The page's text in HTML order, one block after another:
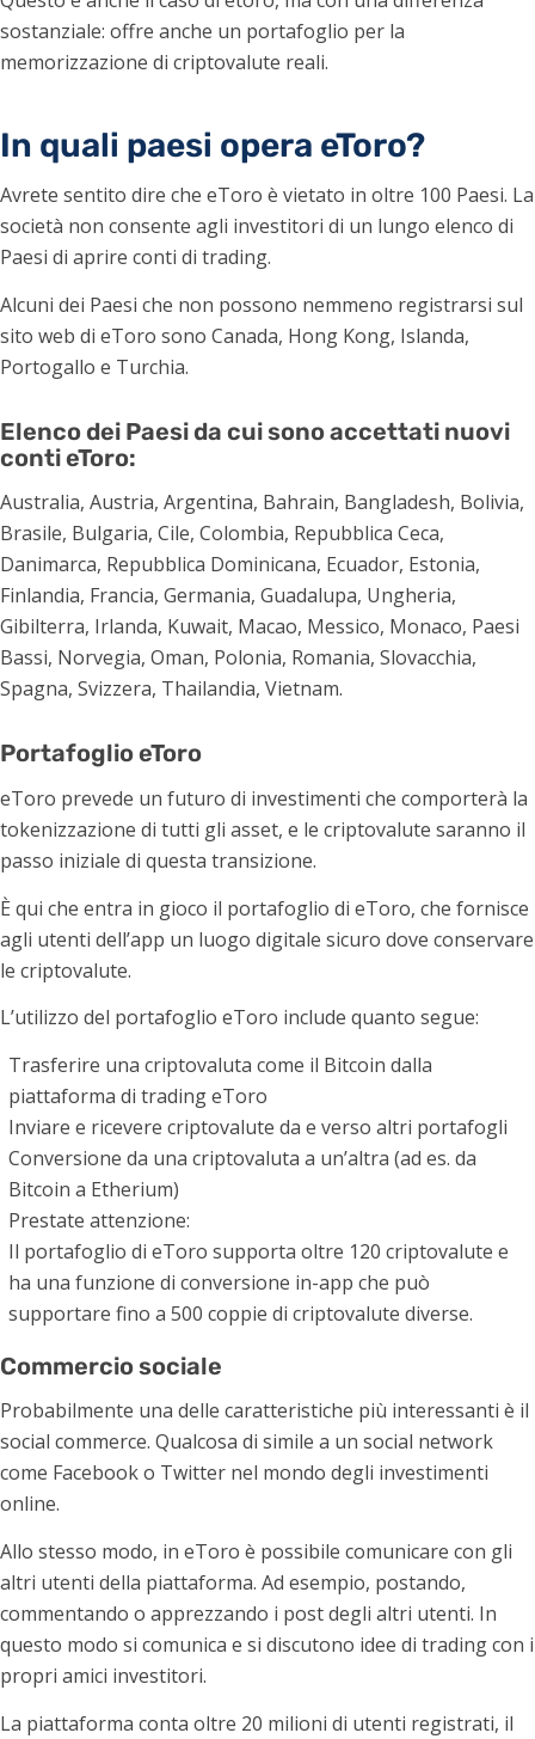
sostanziale: offre anche un portafoglio per la
memorizzazione di criptovalute reali.
In quali paesi opera eToro?
Avrete sentito dire che eToro è vietato in oltre 100 Paesi. La
società non consente agli investitori di un lungo elenco di
Paesi di aprire conti di trading.
Alcuni dei Paesi che non possono nemmeno registrarsi sul
sito web di eToro sono Canada, Hong Kong, Islanda,
Portogallo e Turchia.
Elenco dei Paesi da cui sono accettati nuovi
conti eToro:
Australia, Austria, Argentina, Bahrain, Bangladesh, Bolivia,
Brasile, Bulgaria, Cile, Colombia, Repubblica Ceca,
Danimarca, Repubblica Dominicana, Ecuador, Estonia,
Finlandia, Francia, Germania, Guadalupa, Ungheria,
Gibilterra, Irlanda, Kuwait, Macao, Messico, Monaco, Paesi
Bassi, Norvegia, Oman, Polonia, Romania, Slovacchia,
Spagna, Svizzera, Thailandia, Vietnam.
Portafoglio eToro
eToro prevede un futuro di investimenti che comporterà la
tokenizzazione di tutti gli asset, e le criptovalute saranno il
passo iniziale di questa transizione.
È qui che entra in gioco il portafoglio di eToro, che fornisce
agli utenti dell’app un luogo digitale sicuro dove conservare
le criptovalute.
L’utilizzo del portafoglio eToro include quanto segue:
Trasferire una criptovaluta come il Bitcoin dalla
piattaforma di trading eToro
Inviare e ricevere criptovalute da e verso altri portafogli
Conversione da una criptovaluta a un’altra (ad es. da
Bitcoin a Etherium)
Prestate attenzione:
Il portafoglio di eToro supporta oltre 120 criptovalute e
ha una funzione di conversione in-app che può
supportare fino a 500 coppie di criptovalute diverse.
Commercio sociale
Probabilmente una delle caratteristiche più interessanti è il
social commerce. Qualcosa di simile a un social network
come Facebook o Twitter nel mondo degli investimenti
online.
Allo stesso modo, in eToro è possibile comunicare con gli
altri utenti della piattaforma. Ad esempio, postando,
commentando o apprezzando i post degli altri utenti. In
questo modo si comunica e si discutono idee di trading con i
propri amici investitori.
La piattaforma conta oltre 20 milioni di utenti registrati, il